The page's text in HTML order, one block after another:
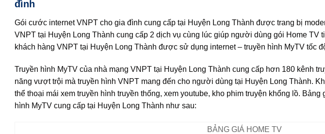
đình
Gói cước internet VNPT cho gia đình cung cấp tại Huyện Long Thành được trang bị
VNPT tại Huyện Long Thành cung cấp 2 dịch vụ cùng lúc giúp người dùng gói Home TV
khách hàng VNPT tại Huyện Long Thành được sử dụng internet – truyền hình MyTV tốc
Truyền hình MyTV của nhà mạng VNPT tại Huyện Long Thành cung cấp hơn 180 kênh
năng vượt trội mà truyền hình VNPT mang đến cho người dùng tại Huyện Long Thành.
thể thoại mái xem truyền hình truyền thống, xem youtube, kho phim truyện khổng lồ.
hình MyTV cung cấp tại Huyện Long Thành như sau:
BẢNG GIÁ HOME TV